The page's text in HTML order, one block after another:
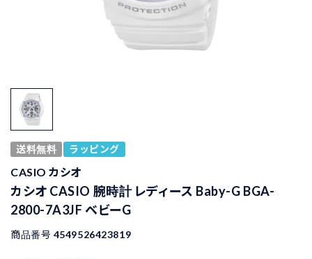
送料無料 ラッピング
CASIO カシオ
カシオ CASIO 腕時計 レディース Baby-G BGA-
2800-7A3JF ベビーG
商品番号 4549526423819